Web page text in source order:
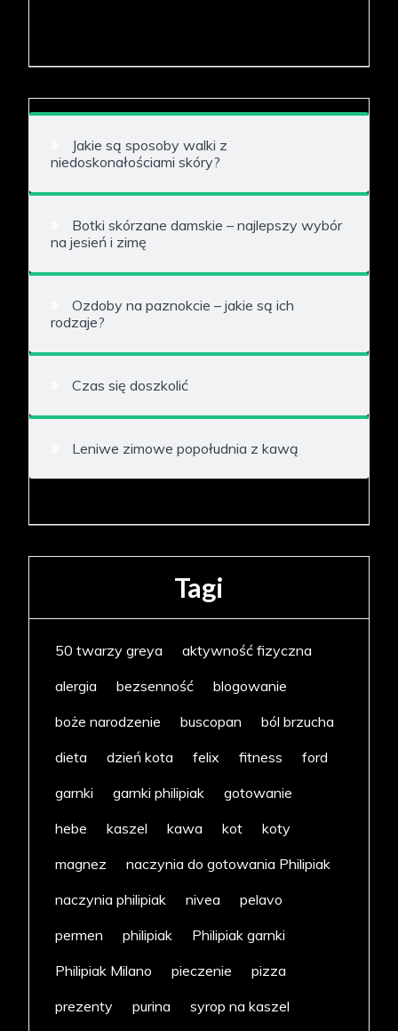
Jakie są sposoby walki z
niedoskonałościami skóry?
Botki skórzane damskie – najlepszy wybór
na jesień i zimę
Ozdoby na paznokcie – jakie są ich
rodzaje?
Czas się doszkolić
Leniwe zimowe popołudnia z kawą
Tagi
50 twarzy greya
aktywność fizyczna
alergia
bezsenność
blogowanie
boże narodzenie
buscopan
ból brzucha
dieta
dzień kota felix fitness
ford
garnki
garnki philipiak
gotowanie
hebe
kaszel kawa kot
koty
magnez
naczynia do gotowania Philipiak
naczynia philipiak
nivea
pelavo
permen
philipiak
Philipiak garnki
Philipiak Milano
pieczenie
pizza
prezenty
purina
syrop na kaszel